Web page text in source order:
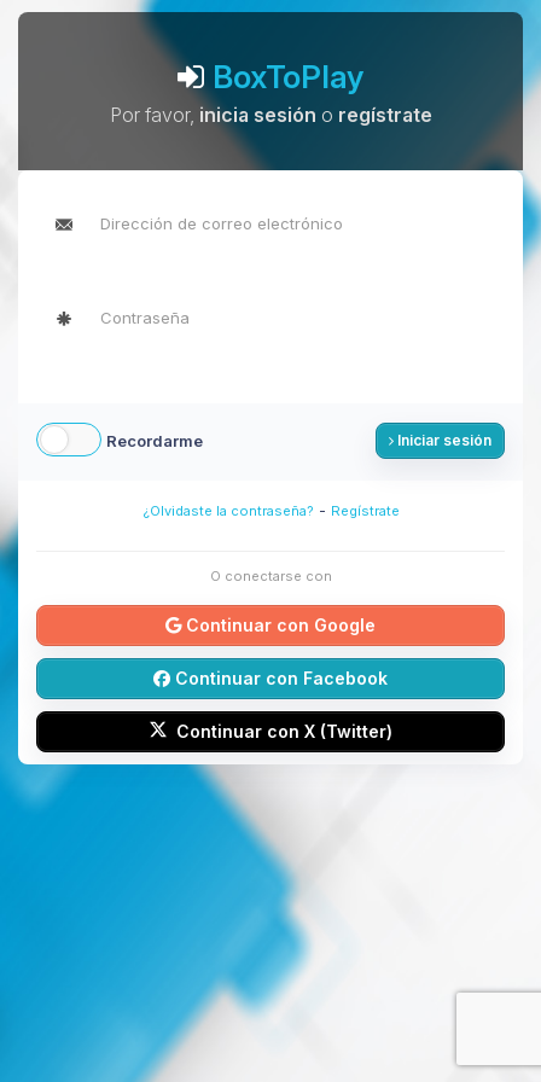
BoxToPlay
Por favor, inicia sesión o regístrate
Recordarme Iniciar sesión
¿Olvidaste la contraseña? - Regístrate
O conectarse con
Continuar con Google
Continuar con Facebook
Continuar con X (Twitter)